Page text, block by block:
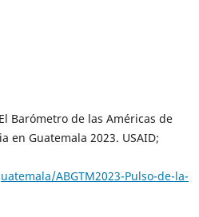
Barómetro de las Américas de
en Guatemala 2023. USAID;
ABGTM2023-Pulso-de-la-